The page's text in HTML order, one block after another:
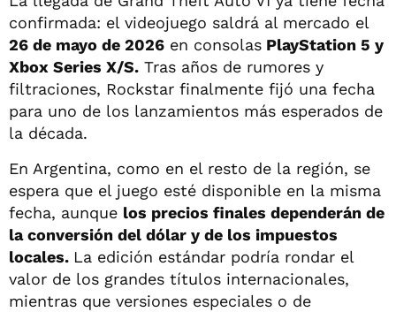
confirmada: el videojuego saldrá al mercado el
26 de mayo de 2026 en consolas PlayStation 5 y
Xbox Series X/S. Tras años de rumores y
filtraciones, Rockstar finalmente fijó una fecha
para uno de los lanzamientos más esperados de
la década.
En Argentina, como en el resto de la región, se
espera que el juego esté disponible en la misma
fecha, aunque los precios finales dependerán de
la conversión del dólar y de los impuestos
locales. La edición estándar podría rondar el
valor de los grandes títulos internacionales,
mientras que versiones especiales o de